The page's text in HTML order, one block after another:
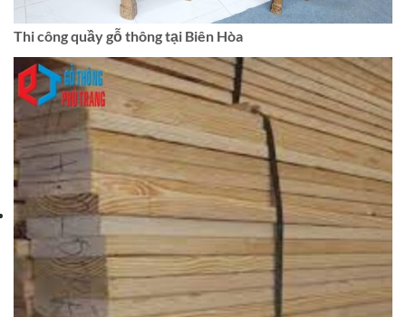
Thi công quầy gỗ thông tại Biên Hòa